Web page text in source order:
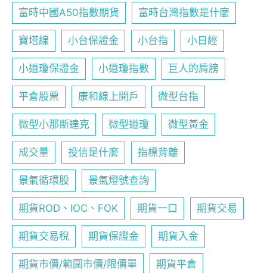
富時中國A50指數期貨 富時台灣指數是什麼
寶塔線 小台保證金 小台指 小日經
小道瓊保證金 小道瓊指數 巨人的肩膀
平倉股票 康和線上開戶 微型台指
微型小那斯達克 微型道瓊 微型黃金
成交量 投信是什麼 指標背離
景氣循環股 景氣燈號查詢
期貨ROD、IOC、FOK 期貨一口 期貨交易
期貨交易稅 期貨保證金 期貨入金
期貨市價/範圍市價/限價單 期貨平倉